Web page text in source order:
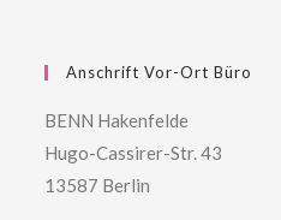
Anschrift Vor-Ort Büro
BENN Hakenfelde
Hugo-Cassirer-Str. 43
13587 Berlin